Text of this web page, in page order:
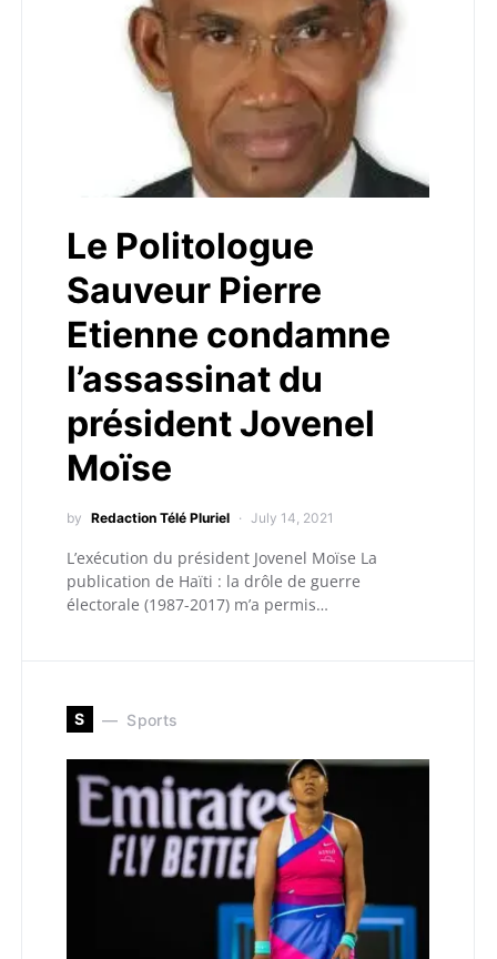
Le Politologue
Sauveur Pierre
Etienne condamne
l’assassinat du
président Jovenel
Moïse
by Redaction Télé Pluriel July 14, 2021
L’exécution du président Jovenel Moïse La
publication de Haïti : la drôle de guerre
électorale (1987-2017) m’a permis…
S Sports